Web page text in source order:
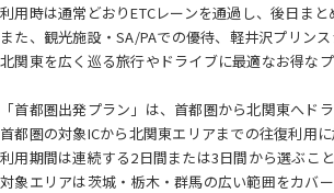
利用時は通常どおりETCレーンを通過し、後日ま
また、観光施設・SA/PAでの優待、軽井沢プリン
北関東を広く巡る旅行やドライブに最適なお得な
「首都圏出発プラン」は、首都圏から北関東へ
首都圏の対象ICから北関東エリアまでの往復利用
利用期間は連続する2日間または3日間から選ぶこ
対象エリアは茨城・栃木・群馬の広い範囲をカバ